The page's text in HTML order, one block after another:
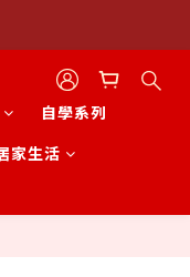
自學系列
家生活